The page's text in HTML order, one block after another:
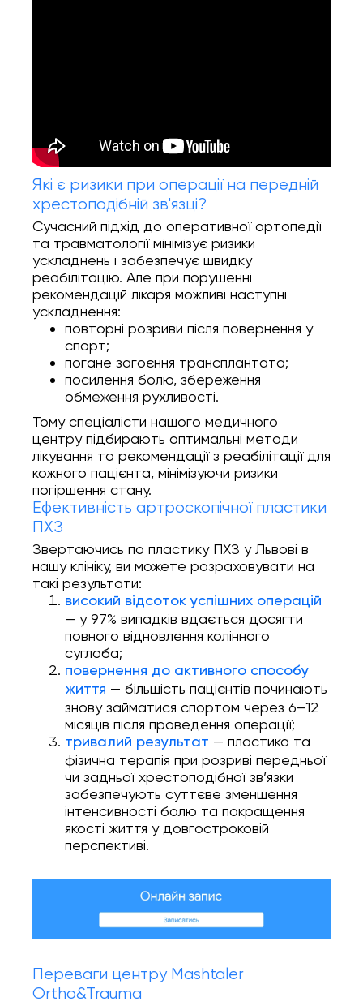
Які є ризики при операції на передній
хрестоподібній зв'язці?
Сучасний підхід до оперативної ортопедії
та травматології мінімізує ризики
ускладнень і забезпечує швидку
реабілітацію. Але при порушенні
рекомендацій лікаря можливі наступні
ускладнення:
повторні розриви після повернення у
спорт;
погане загоєння трансплантата;
посилення болю, збереження
обмеження рухливості.
Тому спеціалісти нашого медичного
центру підбирають оптимальні методи
лікування та рекомендації з реабілітації для
кожного пацієнта, мінімізуючи ризики
погіршення стану.
Ефективність артроскопічної пластики
ПХЗ
Звертаючись по пластику ПХЗ у Львові в
нашу клініку, ви можете розраховувати на
такі результати:
високий відсоток успішних операцій
— у 97% випадків вдається досягти
повного відновлення колінного
суглоба;
повернення до активного способу
життя — більшість пацієнтів починають
знову займатися спортом через 6–12
місяців після проведення операції;
тривалий результат — пластика та
фізична терапія при розриві передньої
чи задньої хрестоподібної зв’язки
забезпечують суттєве зменшення
інтенсивності болю та покращення
якості життя у довгостроковій
перспективі.
Переваги центру Mashtaler
Ortho&Trauma